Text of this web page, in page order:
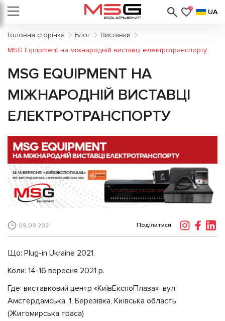
0 UA
Головна сторінка Блог
Виставки
MSG Equipment на міжнародній виставці електротранспорту
MSG EQUIPMENT НА
МІЖНАРОДНІЙ ВИСТАВЦІ
ЕЛЕКТРОТРАНСПОРТУ
09.09.2021 Поділитися
Що: Plug-in Ukraine 2021.⠀⠀⠀
Коли: 14-16 вересня 2021 р. ⠀⠀
Где: виставковий центр «КиївЕкспоПлаза» вул.
Амстердамська, 1, Березівка, Київська область
(Житомирська траса) ⠀⠀